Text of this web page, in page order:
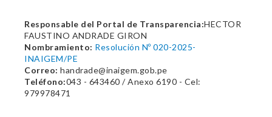
Responsable del Portal de Transparencia:HECTOR
FAUSTINO ANDRADE GIRON
Nombramiento: Resolución Nº 020-2025-
INAIGEM/PE
Correo: handrade@inaigem.gob.pe
Teléfono:043 - 643460 / Anexo 6190 - Cel:
979978471